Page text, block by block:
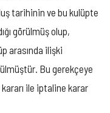
tarihinin ve bu kulüpte
görülmüş olup,
arasında ilişki
Bu gerekçeye
ile iptaline karar